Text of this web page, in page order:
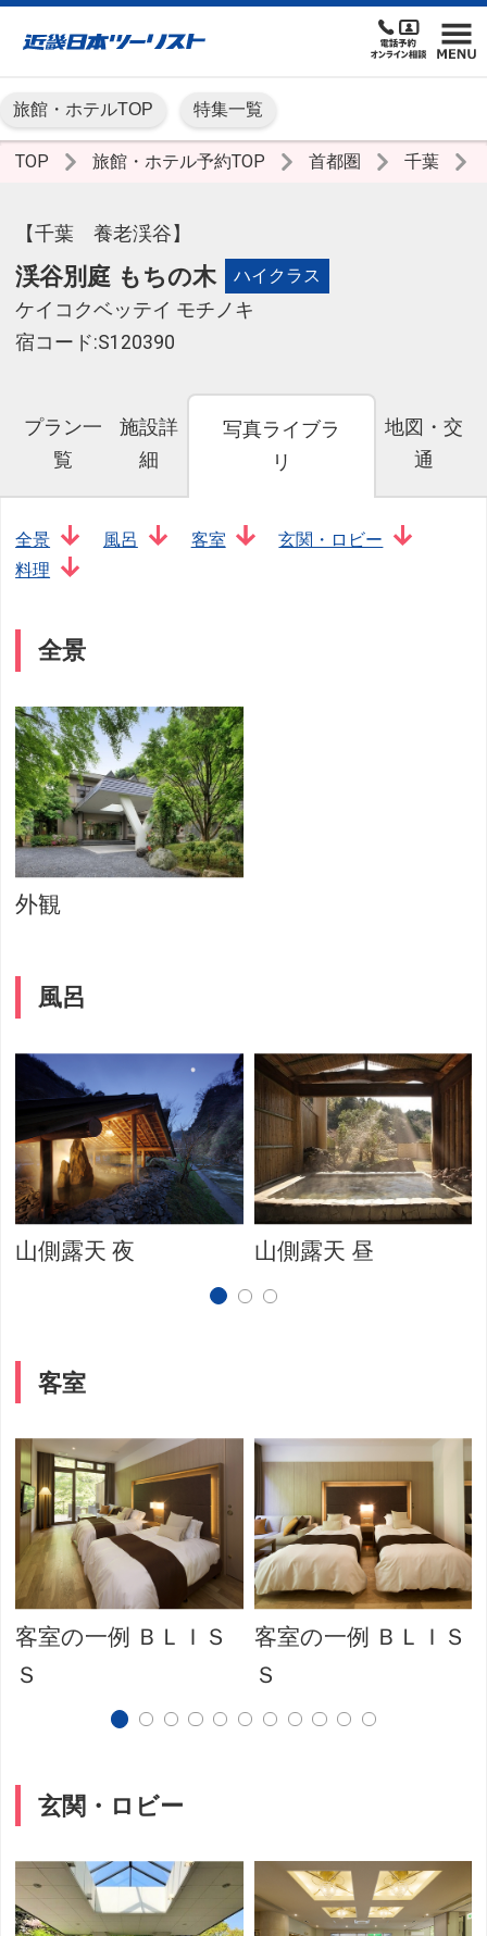
旅館・ホテルTOP 特集一覧
TOP 旅館・ホテル予約TOP 首都圏 千葉
【千葉 養老渓谷】
渓谷別庭 もちの木 ハイクラス
ケイコクベッテイ モチノキ
宿コード:S120390
プラン一
覧
施設詳
細
写真ライブラ
リ
地図・交
通
全景 風呂 客室
玄関・ロビー
料理
全景
外観
風呂
山側露天 夜 山側露天 昼
客室
客室の一例 ＢＬＩＳ
Ｓ
客室の一例 ＢＬＩＳ
Ｓ
玄関・ロビー